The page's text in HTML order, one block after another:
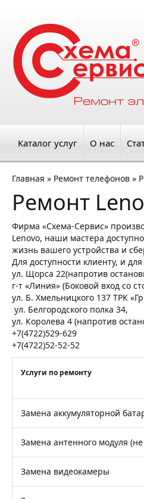
Каталог услуг О нас
Главная » Ремонт телефонов »
Ремонт
Фирма «Схема-Сервис»
Lenovo, наши мастера
жизнь вашего устройства и
Для доступности клиенту, и
ул. Щорса 22(напротив
г-т «Линия» (Боковой вход со
ул. Б. Хмельницкого 137 ТРК
ул. Белгородского полка 34,
ул. Королева 4 (напротив
+7(4722)529-629
+7(4722)52-52-52
Услуги по ремонту
Замена аккумуляторной
Замена антенного модуля
Замена видеокамеры